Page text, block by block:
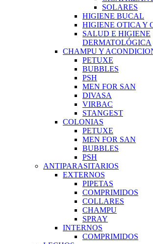
SOLARES
HIGIENE BUCAL
HIGIENE OTICA Y
SALUD E HIGIENE
DERMATOLÓGICA
CHAMPU Y
PETUXE
BUBBLES
PSH
MEN FOR SAN
DIVASA
VIRBAC
STANGEST
COLONIAS
PETUXE
MEN FOR SAN
BUBBLES
PSH
ANTIPARASITARIOS
EXTERNOS
PIPETAS
COMPRIMIDOS
COLLARES
CHAMPU
SPRAY
INTERNOS
COMPRIMIDOS